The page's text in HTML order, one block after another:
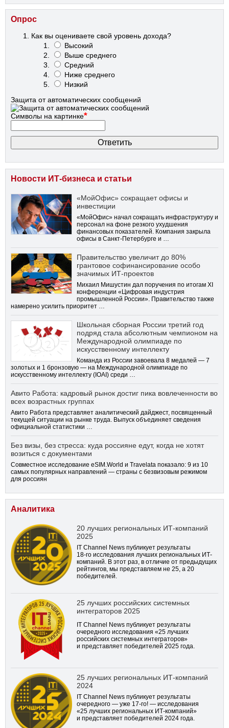
Опрос
Как вы оцениваете свой уровень дохода?
Высокий
Выше среднего
Средний
Ниже среднего
Низкий
Защита от автоматических сообщений
Символы на картинке*
Новости ИТ-бизнеса и статьи
«МойОфис» сокращает офисы и
инвестиции
«МойОфис» начал сокращать инфраструктуру и
персонал на фоне резкого ухудшения
финансовых показателей. Компания закрыла
офисы в Санкт-Петербурге и …
Правительство увеличит до 80%
грантовое софинансирование особо
значимых ИТ-проектов
Михаил Мишустин дал поручения по итогам XI
конференции «Цифровая индустрия
промышленной России». Правительство также
намерено усилить приоритет …
Школьная сборная России третий год
подряд стала абсолютным чемпионом на
Международной олимпиаде по
искусственному интеллекту
Команда из России завоевала 8 медалей — 7
золотых и 1 бронзовую — на Международной олимпиаде по
искусственному интеллекту (IOAI) среди …
Авито Работа: кадровый рынок достиг пика вовлеченности во
всех возрастных группах
Авито Работа представляет аналитический дайджест, посвященный
текущей ситуации на рынке труда. Выпуск объединяет сведения
официальной статистики …
Без визы, без стресса: куда россияне едут, когда не хотят
возиться с документами
Совместное исследование eSIM.World и Travelata показало: 9 из 10
самых популярных направлений — страны с безвизовым режимом
для россиян
Аналитика
20 лучших региональных ИТ-компаний
2025
IT Channel News публикует результаты
18-го исследования лучших региональных ИТ-
компаний. В этот раз, в отличие от предыдущих
рейтингов, мы представляем не 25, а 20
победителей.
25 лучших российских системных
интеграторов 2025
IT Channel News публикует результаты
очередного исследования «25 лучших
российских системных интеграторов»
и представляет победителей 2025 года.
25 лучших региональных ИТ-компаний
2024
IT Channel News публикует результаты
очередного — уже 17-го! — исследования
«25 лучших региональных ИТ-компаний»
и представляет победителей 2024 года.